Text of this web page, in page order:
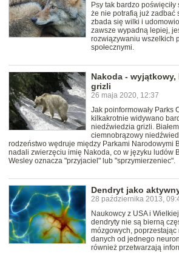
Psy tak bardzo
że nie potrafią już zadbać
zbada się wilki i
zawsze wypadną lepiej,
rozwiązywaniu wszelkich
społecznymi.
Nakoda - wyjątkowy,
grizli
26 maja 2020, 12:37
Jak poinformowały Parks
kilkakrotnie widywano
niedźwiedzia grizli.
ciemnobrązowy
rodzeństwo wędruje między Parkami Narodowymi
nadali zwierzęciu imię Nakoda, co w języku ludów
Wesley oznacza "przyjaciel" lub "sprzymierzeniec".
Dendryt jako
28 października 2013,
Naukowcy z USA i
dendryty nie są bierną
mózgowych,
danych od jednego
również przetwarzają